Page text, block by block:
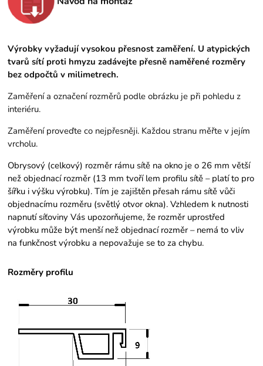
Výrobky vyžadují vysokou přesnost zaměření. U atypických
tvarů sítí proti hmyzu zadávejte přesně naměřené rozměry
bez odpočtů v milimetrech.
Zaměření a označení rozměrů podle obrázku je při pohledu z
interiéru.
Zaměření proveďte co nejpřesněji. Každou stranu měřte v jejím
vrcholu.
Obrysový (celkový) rozměr rámu sítě na okno je o 26 mm větší
než objednací rozměr (13 mm tvoří lem profilu sítě – platí to pro
šířku i výšku výrobku). Tím je zajištěn přesah rámu sítě vůči
objednacímu rozměru (světlý otvor okna). Vzhledem k nutnosti
napnutí síťoviny Vás upozorňujeme, že rozměr uprostřed
výrobku může být menší než objednací rozměr – nemá to vliv
na funkčnost výrobku a nepovažuje se to za chybu.
Rozměry profilu